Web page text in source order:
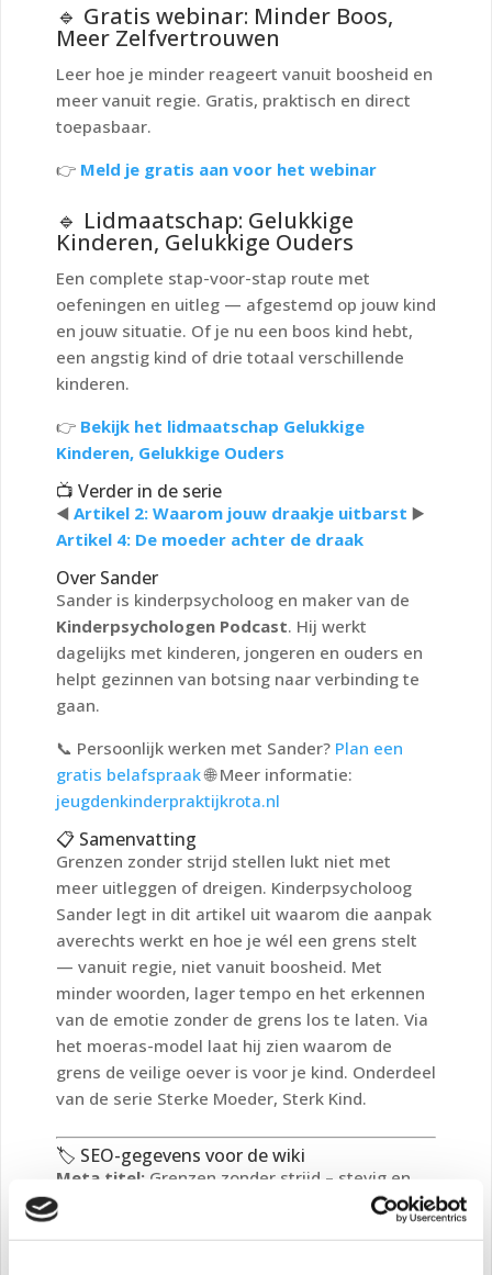
🔹 Gratis webinar: Minder Boos,
Meer Zelfvertrouwen
Leer hoe je minder reageert vanuit boosheid en
meer vanuit regie. Gratis, praktisch en direct
toepasbaar.
👉 Meld je gratis aan voor het webinar
🔹 Lidmaatschap: Gelukkige
Kinderen, Gelukkige Ouders
Een complete stap-voor-stap route met
oefeningen en uitleg — afgestemd op jouw kind
en jouw situatie. Of je nu een boos kind hebt,
een angstig kind of drie totaal verschillende
kinderen.
👉 Bekijk het lidmaatschap Gelukkige
Kinderen, Gelukkige Ouders
📺 Verder in de serie
◀️ Artikel 2: Waarom jouw draakje uitbarst ▶️
Artikel 4: De moeder achter de draak
Over Sander
Sander is kinderpsycholoog en maker van de
Kinderpsychologen Podcast. Hij werkt
dagelijks met kinderen, jongeren en ouders en
helpt gezinnen van botsing naar verbinding te
gaan.
📞 Persoonlijk werken met Sander? Plan een
gratis belafspraak🌐 Meer informatie:
jeugdenkinderpraktijkrota.nl
📋 Samenvatting
Grenzen zonder strijd stellen lukt niet met
meer uitleggen of dreigen. Kinderpsycholoog
Sander legt in dit artikel uit waarom die aanpak
averechts werkt en hoe je wél een grens stelt
— vanuit regie, niet vanuit boosheid. Met
minder woorden, lager tempo en het erkennen
van de emotie zonder de grens los te laten. Via
het moeras-model laat hij zien waarom de
grens de veilige oever is voor je kind. Onderdeel
van de serie Sterke Moeder, Sterk Kind.
🏷️ SEO-gegevens voor de wiki
Meta titel: Grenzen zonder strijd – stevig en
liefdevol opvoeden vanuit regie |